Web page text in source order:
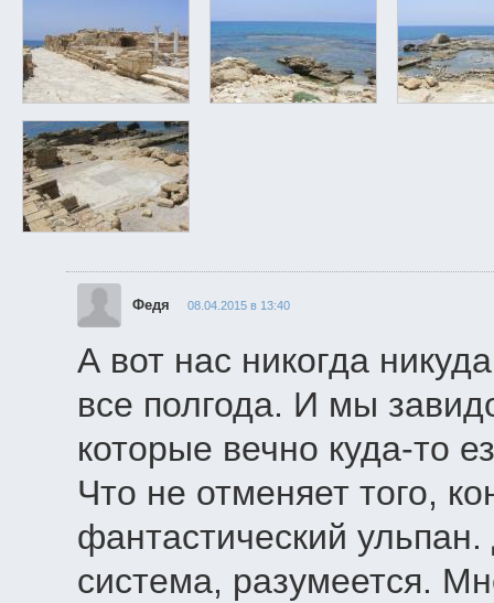
Федя 08.04.2015 в 13:40
А вот нас никогда
все полгода. И мы
которые вечно куда-то
Что не отменяет того,
фантастический
система, разумеется.